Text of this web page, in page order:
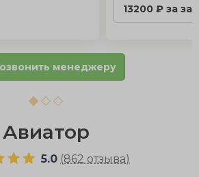
13200 ₽ за
менеджеру
Авиатор
5.0 (862 отзыва)